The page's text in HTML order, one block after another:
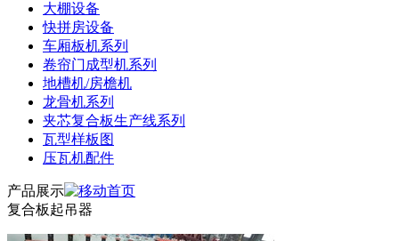
大棚设备
快拼房设备
车厢板机系列
卷帘门成型机系列
地槽机/房檐机
龙骨机系列
夹芯复合板生产线系列
瓦型样板图
压瓦机配件
产品展示
复合板起吊器